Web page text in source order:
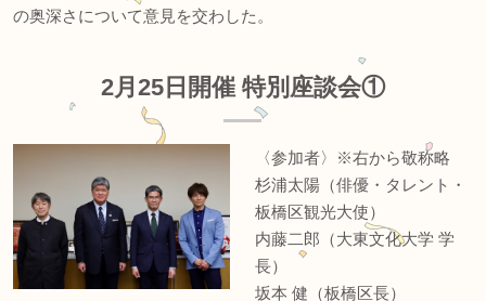
の奥深さについて意見を交わした。
2月25日開催 特別座談会①
〈参加者〉※右から敬称略
杉浦太陽（俳優・タレント・
板橋区観光大使）
内藤二郎（大東文化大学 学
長）
坂本 健（板橋区長）